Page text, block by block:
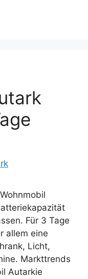
Für 3 Tage
allem eine
Licht,
Markttrends
Autarkie